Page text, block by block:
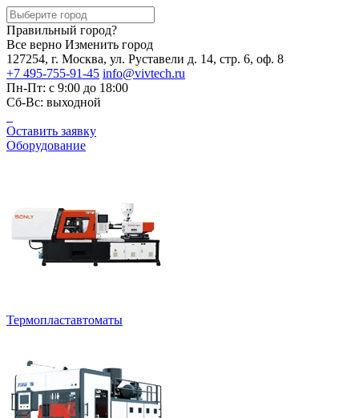
Правильный город?
Все верно Изменить город
127254, г. Москва, ул. Руставели д. 14, стр. 6, оф. 8
+7 495-755-91-45 info@vivtech.ru
Пн-Пт: с 9:00 до 18:00
Сб-Вс: выходной
Оставить заявку
Оборудование
Термопластавтоматы